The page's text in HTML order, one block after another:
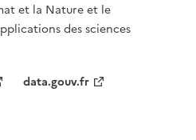
et la Nature et le
des sciences
data.gouv.fr